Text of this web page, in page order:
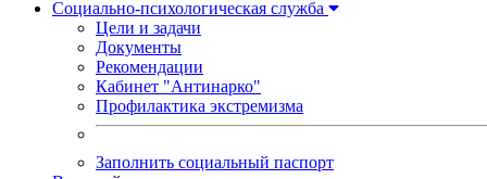
Социально-психологическая служба
Цели и задачи
Документы
Рекомендации
Кабинет "Антинарко"
Профилактика экстремизма
Заполнить социальный паспорт